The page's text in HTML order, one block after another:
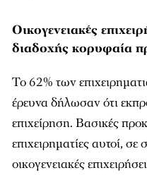
Οικογενειακές
διαδοχής κορυφαία
Το 62% των
έρευνα δήλωσαν ότι
επιχείρηση. Βασικές
επιχειρηματίες αυτοί,
οικογενειακές